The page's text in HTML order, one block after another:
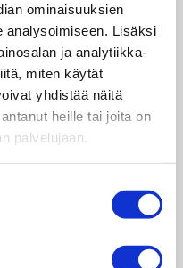
ominaisuuksien
analysoimiseen. Lisäksi
ja analytiikka-
miten käytät
yhdistää näitä
heille tai joita on
palvelujaan.
kokemuksellisen
to …